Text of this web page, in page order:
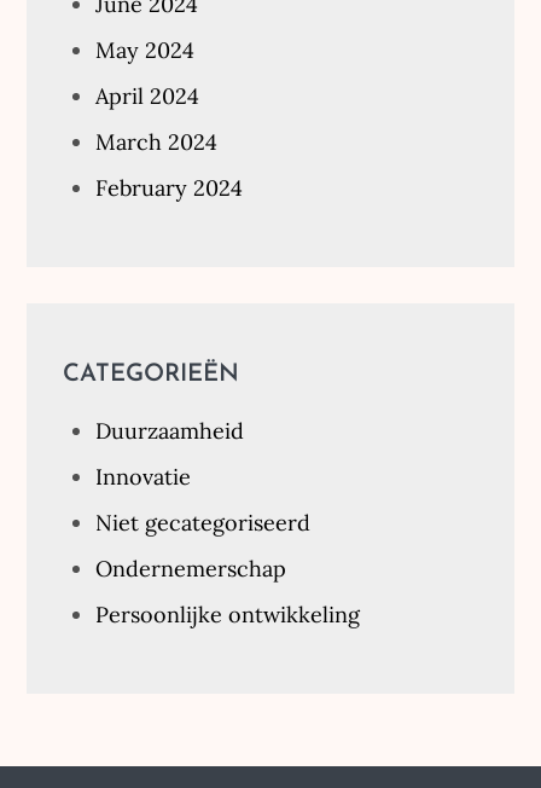
May 2024
April 2024
March 2024
February 2024
CATEGORIEËN
Duurzaamheid
Innovatie
Niet gecategoriseerd
Ondernemerschap
Persoonlijke ontwikkeling